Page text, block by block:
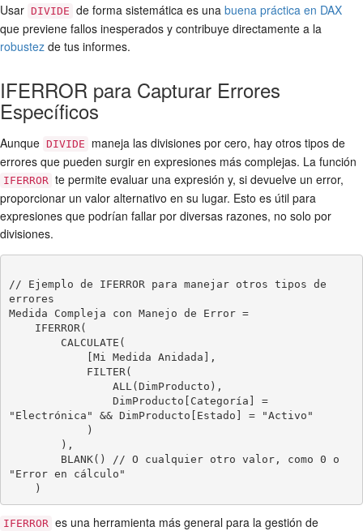
Usar DIVIDE de forma sistemática es una buena práctica en DAX
que previene fallos inesperados y contribuye directamente a la
robustez de tus informes.
IFERROR para Capturar Errores
Específicos
Aunque DIVIDE
maneja las divisiones por cero, hay otros tipos de
errores que pueden surgir en expresiones más complejas. La función
IFERROR te permite evaluar una expresión y, si devuelve un error,
proporcionar un valor alternativo en su lugar. Esto es útil para
expresiones que podrían fallar por diversas razones, no solo por
divisiones.
// Ejemplo de IFERROR para manejar otros tipos de
errores
Medida Compleja con Manejo de Error =
"Electrónica" && DimProducto[Estado] = "Activo"
"Error en cálculo"
IFERROR es una herramienta más general para la gestión de